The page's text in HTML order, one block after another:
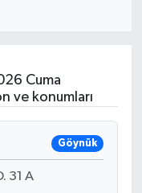
Cuma
ve konumları
Göynük
31 A